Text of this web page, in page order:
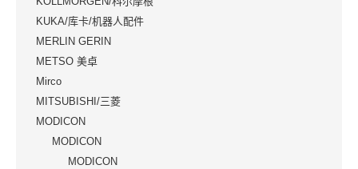
KUKA/库卡/机器人配件
MERLIN GERIN
METSO 美卓
Mirco
MITSUBISHI/三菱
MODICON
MODICON
MODICON